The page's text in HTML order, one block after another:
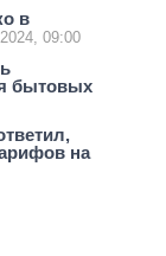
в
09:00
бытовых
на